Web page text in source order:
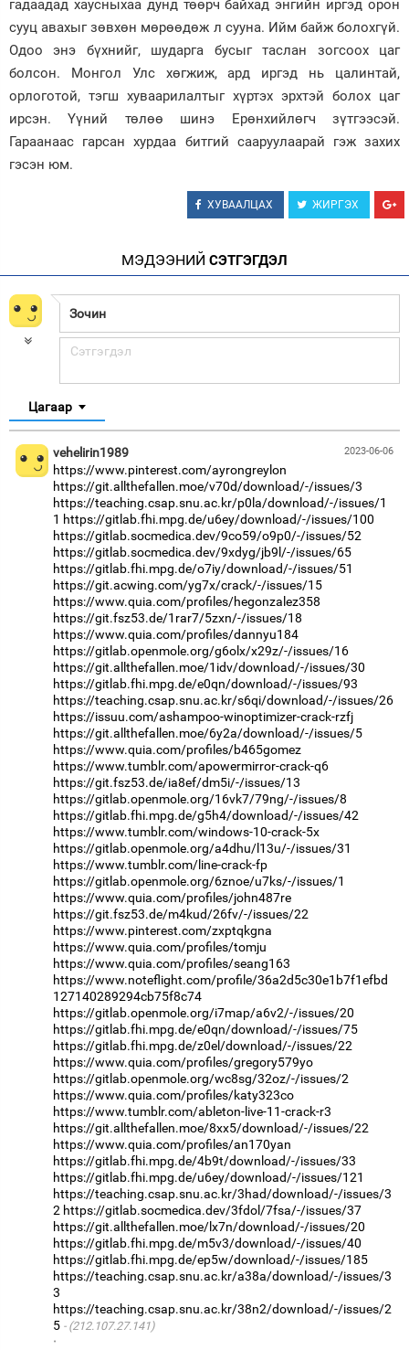
гадаадад хаусныхаа дунд төөрч байхад энгийн иргэд орон
сууц авахыг зөвхөн мөрөөдөж л сууна. Ийм байж болохгүй.
Одоо энэ бүхнийг, шударга бусыг таслан зогсоох цаг
болсон. Монгол Улс хөгжиж, ард иргэд нь цалинтай,
орлоготой, тэгш хуваарилалтыг хүртэх эрхтэй болох цаг
ирсэн. Үүний төлөө шинэ Ерөнхийлөгч зүтгээсэй.
Гараанаас гарсан хурдаа битгий сааруулаарай гэж захих
гэсэн юм.
ХУВААЛЦАХ ЖИРГЭХ
МЭДЭЭНИЙ СЭТГЭГДЭЛ
Цагаар
2023-06-06
vehelirin1989
https://www.pinterest.com/ayrongreylon
https://git.allthefallen.moe/v70d/download/-/issues/3
https://teaching.csap.snu.ac.kr/p0la/download/-/issues/1
1 https://gitlab.fhi.mpg.de/u6ey/download/-/issues/100
https://gitlab.socmedica.dev/9co59/o9p0/-/issues/52
https://gitlab.socmedica.dev/9xdyg/jb9l/-/issues/65
https://gitlab.fhi.mpg.de/o7iy/download/-/issues/51
https://git.acwing.com/yg7x/crack/-/issues/15
https://www.quia.com/profiles/hegonzalez358
https://git.fsz53.de/1rar7/5zxn/-/issues/18
https://www.quia.com/profiles/dannyu184
https://gitlab.openmole.org/g6olx/x29z/-/issues/16
https://git.allthefallen.moe/1idv/download/-/issues/30
https://gitlab.fhi.mpg.de/e0qn/download/-/issues/93
https://teaching.csap.snu.ac.kr/s6qi/download/-/issues/26
https://issuu.com/ashampoo-winoptimizer-crack-rzfj
https://git.allthefallen.moe/6y2a/download/-/issues/5
https://www.quia.com/profiles/b465gomez
https://www.tumblr.com/apowermirror-crack-q6
https://git.fsz53.de/ia8ef/dm5i/-/issues/13
https://gitlab.openmole.org/16vk7/79ng/-/issues/8
https://gitlab.fhi.mpg.de/g5h4/download/-/issues/42
https://www.tumblr.com/windows-10-crack-5x
https://gitlab.openmole.org/a4dhu/l13u/-/issues/31
https://www.tumblr.com/line-crack-fp
https://gitlab.openmole.org/6znoe/u7ks/-/issues/1
https://www.quia.com/profiles/john487re
https://git.fsz53.de/m4kud/26fv/-/issues/22
https://www.pinterest.com/zxptqkgna
https://www.quia.com/profiles/tomju
https://www.quia.com/profiles/seang163
https://www.noteflight.com/profile/36a2d5c30e1b7f1efbd
127140289294cb75f8c74
https://gitlab.openmole.org/i7map/a6v2/-/issues/20
https://gitlab.fhi.mpg.de/e0qn/download/-/issues/75
https://gitlab.fhi.mpg.de/z0el/download/-/issues/22
https://www.quia.com/profiles/gregory579yo
https://gitlab.openmole.org/wc8sg/32oz/-/issues/2
https://www.quia.com/profiles/katy323co
https://www.tumblr.com/ableton-live-11-crack-r3
https://git.allthefallen.moe/8xx5/download/-/issues/22
https://www.quia.com/profiles/an170yan
https://gitlab.fhi.mpg.de/4b9t/download/-/issues/33
https://gitlab.fhi.mpg.de/u6ey/download/-/issues/121
https://teaching.csap.snu.ac.kr/3had/download/-/issues/3
2 https://gitlab.socmedica.dev/3fdol/7fsa/-/issues/37
https://git.allthefallen.moe/lx7n/download/-/issues/20
https://gitlab.fhi.mpg.de/m5v3/download/-/issues/40
https://gitlab.fhi.mpg.de/ep5w/download/-/issues/185
https://teaching.csap.snu.ac.kr/a38a/download/-/issues/3
3
https://teaching.csap.snu.ac.kr/38n2/download/-/issues/2
5
(212.107.27.141)
·